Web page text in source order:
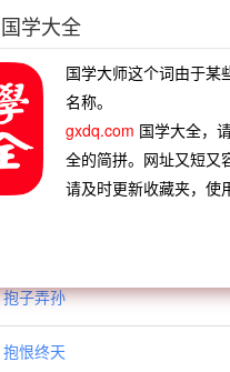
披霄决汉
披露腹心
披麻带索
抱令守律
抱子弄孙
抱恨终天
学大全
国学大师这个词由于某
名称。
gxdq.com 国学大全，
全的简拼。网址又短又
请及时更新收藏夹，使